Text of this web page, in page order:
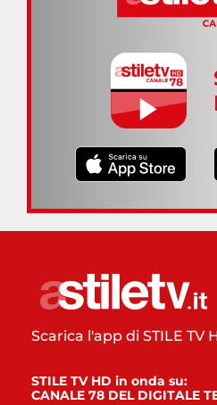
Scarica l'app di STILE TV
STILE TV HD in onda su:
CANALE 78 DEL DIGITALE